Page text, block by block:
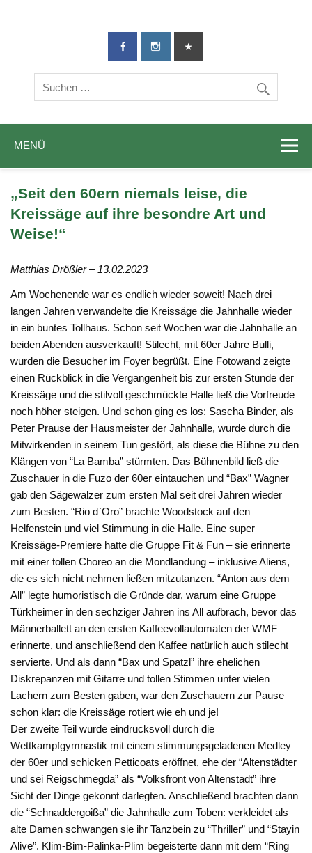
TG-Geislingen
DIE Sportadresse in Geislingen!
MENÜ
„Seit den 60ern niemals leise, die
Kreissäge auf ihre besondre Art und
Weise!“
Matthias Drößler – 13.02.2023
Am Wochenende war es endlich wieder soweit! Nach drei
langen Jahren verwandelte die Kreissäge die Jahnhalle wieder
in ein buntes Tollhaus. Schon seit Wochen war die Jahnhalle an
beiden Abenden ausverkauft! Stilecht, mit 60er Jahre Bulli,
wurden die Besucher im Foyer begrüßt. Eine Fotowand zeigte
einen Rückblick in die Vergangenheit bis zur ersten Stunde der
Kreissäge und die stilvoll geschmückte Halle ließ die Vorfreude
noch höher steigen. Und schon ging es los: Sascha Binder, als
Peter Prause der Hausmeister der Jahnhalle, wurde durch die
Mitwirkenden in seinem Tun gestört, als diese die Bühne zu den
Klängen von “La Bamba” stürmten. Das Bühnenbild ließ die
Zuschauer in die Fuzo der 60er eintauchen und “Bax” Wagner
gab den Sägewalzer zum ersten Mal seit drei Jahren wieder
zum Besten. “Rio d`Oro” brachte Woodstock auf den
Helfenstein und viel Stimmung in die Halle. Eine super
Kreissäge-Premiere hatte die Gruppe Fit & Fun – sie erinnerte
mit einer tollen Choreo an die Mondlandung – inklusive Aliens,
die es sich nicht nehmen ließen mitzutanzen. “Anton aus dem
All” legte humoristisch die Gründe dar, warum eine Gruppe
Türkheimer in den sechziger Jahren ins All aufbrach, bevor das
Männerballett an den ersten Kaffeevollautomaten der WMF
erinnerte, und anschließend den Kaffee natürlich auch stilecht
servierte. Und als dann “Bax und Spatzl” ihre ehelichen
Diskrepanzen mit Gitarre und tollen Stimmen unter vielen
Lachern zum Besten gaben, war den Zuschauern zur Pause
schon klar: die Kreissäge rotiert wie eh und je!
Der zweite Teil wurde eindrucksvoll durch die
Wettkampfgymnastik mit einem stimmungsgeladenen Medley
der 60er und schicken Petticoats eröffnet, ehe der “Altenstädter
und sei Reigschmegda” als “Volksfront von Altenstadt” ihre
Sicht der Dinge gekonnt darlegten. Anschließend brachten dann
die “Schnaddergoißa” die Jahnhalle zum Toben: verkleidet als
alte Damen schwangen sie ihr Tanzbein zu “Thriller” und “Stayin
Alive”. Klim-Bim-Palinka-Plim begeisterte dann mit dem “Ring